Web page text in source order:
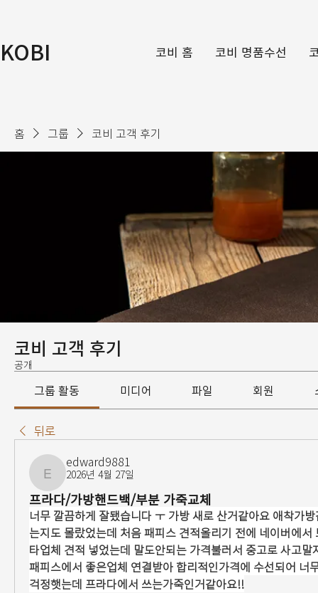
KOBI 코비 홈 코비 명품수선
홈 그룹 코비 고객 후기
코비 고객 후기
공개
그룹 활동 미디어 파일 회원
뒤로
edward9881
edward9881
2026년 4월 27일
프라다/가방핸드백/부분 가죽교체
너무 깔끔하게 잘됐습니다 ㅜ 가방 새로 산거같아요 애착가
는지도 몰랐었는데 처음 패피스 견적올리기 전에 네이버에서
타업체 견적 넣었는데 말도안되는 가격불러서 중고로 사고
패피스에서 좋은업체 연결받아 합리적인가격에 수선되어 너
걱정햇는데 프라다에서 쓰는가죽인거같아요!!